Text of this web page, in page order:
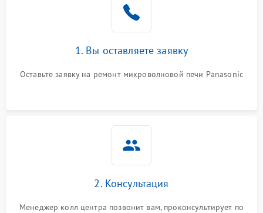
1. Вы оставляете заявку
Оставьте заявку на ремонт микроволновой печи Panasonic
2. Консультация
Менеджер колл центра позвонит вам, проконсультирует по